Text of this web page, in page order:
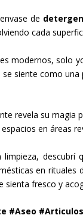
de
cada
modernos, solo
se siente como
revela su magia
en áreas
descubrí
en
sienta fresco y
#Aseo